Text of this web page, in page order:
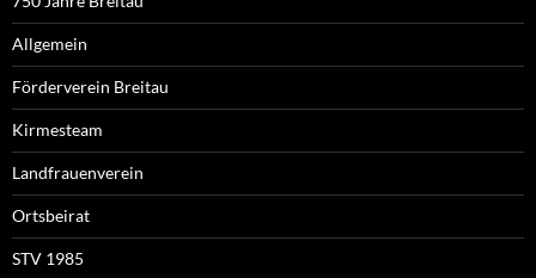
Allgemein
Förderverein Breitau
Kirmesteam
Landfrauenverein
Ortsbeirat
STV 1985